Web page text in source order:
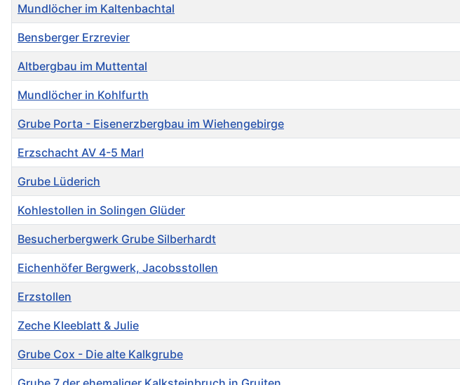
Mundlöcher im Kaltenbachtal
Bensberger Erzrevier
Altbergbau im Muttental
Mundlöcher in Kohlfurth
Grube Porta - Eisenerzbergbau im Wiehengebirge
Erzschacht AV 4-5 Marl
Grube Lüderich
Kohlestollen in Solingen Glüder
Besucherbergwerk Grube Silberhardt
Eichenhöfer Bergwerk, Jacobsstollen
Erzstollen
Zeche Kleeblatt & Julie
Grube Cox - Die alte Kalkgrube